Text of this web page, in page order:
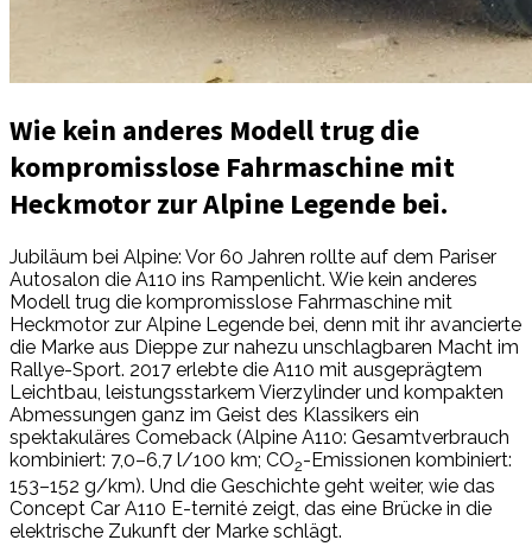
Wie kein anderes Modell trug die
kompromisslose Fahrmaschine mit
Heckmotor zur Alpine Legende bei.
Jubiläum bei Alpine: Vor 60 Jahren rollte auf dem Pariser
Autosalon die A110 ins Rampenlicht. Wie kein anderes
Modell trug die kompromisslose Fahrmaschine mit
Heckmotor zur Alpine Legende bei, denn mit ihr avancierte
die Marke aus Dieppe zur nahezu unschlagbaren Macht im
Rallye-Sport. 2017 erlebte die A110 mit ausgeprägtem
Leichtbau, leistungsstarkem Vierzylinder und kompakten
Abmessungen ganz im Geist des Klassikers ein
spektakuläres Comeback (Alpine A110: Gesamtverbrauch
kombiniert: 7,0–6,7 l/100 km; CO2-Emissionen kombiniert:
153–152 g/km). Und die Geschichte geht weiter, wie das
Concept Car A110 E-ternité zeigt, das eine Brücke in die
elektrische Zukunft der Marke schlägt.